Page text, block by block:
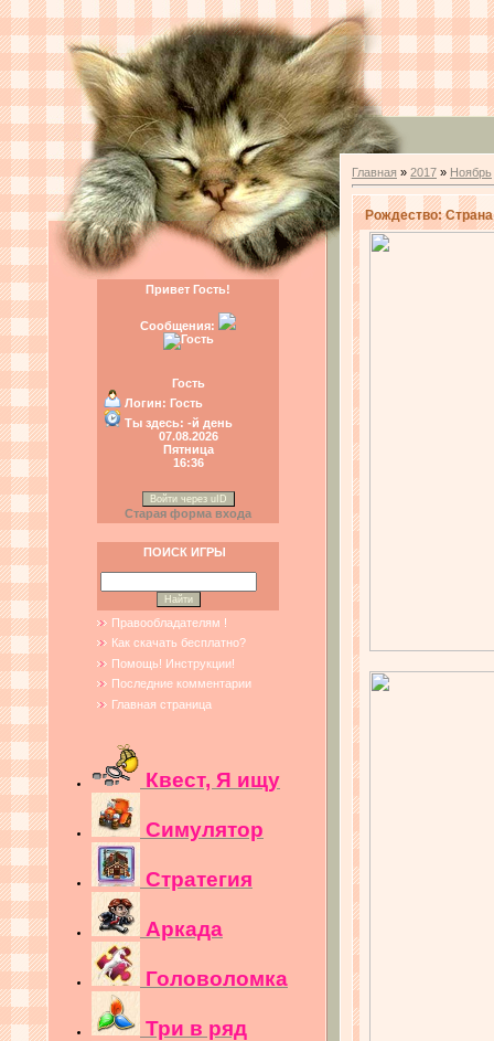
Привет Гость!
Сообщения:
Гость
Логин: Гость
Ты здесь: -й день
07.08.2026
Пятница
16:36
Войти через uID
Старая форма входа
ПОИСК ИГРЫ
Правообладателям !
Как скачать бесплатно?
Помощь! Инструкции!
Последние комментарии
Главная страница
Квест, Я ищу
Симулятор
Стратегия
Аркада
Головоломка
Три в ряд
Главная » 2017 » Ноябрь
Рождество: